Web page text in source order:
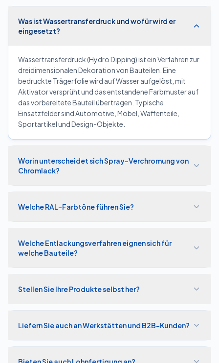
Was ist Wassertransferdruck und wofür wird er
eingesetzt?
Wassertransferdruck (Hydro Dipping) ist ein Verfahren zur
dreidimensionalen Dekoration von Bauteilen. Eine
bedruckte Trägerfolie wird auf Wasser aufgelöst, mit
Aktivator versprüht und das entstandene Farbmuster auf
das vorbereitete Bauteil übertragen. Typische
Einsatzfelder sind Automotive, Möbel, Waffenteile,
Sportartikel und Design-Objekte.
Worin unterscheidet sich Spray-Verchromung von
Chromlack?
Welche RAL-Farbtöne führen Sie?
Welche Entlackungsverfahren eignen sich für
welche Bauteile?
Stellen Sie Ihre Produkte selbst her?
Liefern Sie auch an Werkstätten und B2B-Kunden?